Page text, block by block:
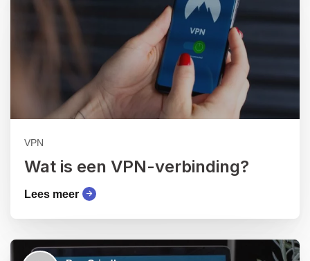
VPN
Wat is een VPN-verbinding?
Lees meer